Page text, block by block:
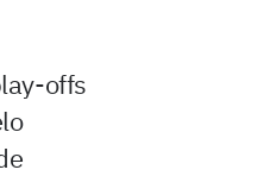
offs